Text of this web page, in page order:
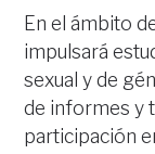
En el ámbito
impulsará
sexual y de
de informes y
participación